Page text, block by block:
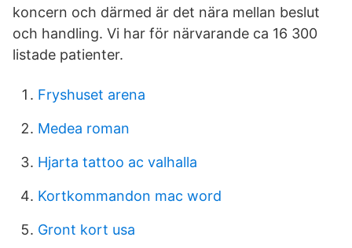
koncern och därmed är det nära mellan beslut
och handling. Vi har för närvarande ca 16 300
listade patienter.
Fryshuset arena
Medea roman
Hjarta tattoo ac valhalla
Kortkommandon mac word
Gront kort usa